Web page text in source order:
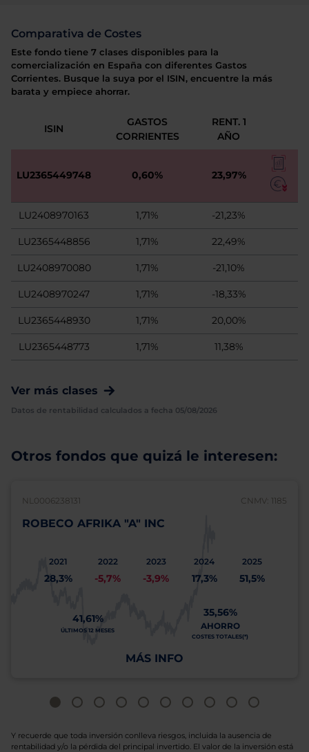
Comparativa de Costes
Este fondo tiene 7 clases disponibles para la
comercialización en España con diferentes Gastos
Corrientes. Busque la suya por el ISIN, encuentre la más
barata y empiece ahorrar.
ISIN
GASTOS
CORRIENTES
RENT. 1
AÑO
LU2365449748 0,60% 23,97%
LU2408970163 1,71% -21,23%
LU2365448856 1,71% 22,49%
LU2408970080 1,71% -21,10%
LU2408970247 1,71% -18,33%
LU2365448930 1,71% 20,00%
LU2365448773 1,71% 11,38%
Ver más clases
Datos de rentabilidad calculados a fecha 05/08/2026
Otros fondos que quizá le interesen:
NL0006238131 CNMV: 1185
ROBECO AFRIKA "A" INC
2021
28,3%
2022
-5,7%
2023
-3,9%
2024
17,3%
2025
51,5%
41,61%
ÚLTIMOS 12 MESES
35,56%
AHORRO
COSTES TOTALES(*)
MÁS INFO
Y recuerde que toda inversión conlleva riesgos, incluida la ausencia de
rentabilidad y/o la pérdida del principal invertido. El valor de la inversión está